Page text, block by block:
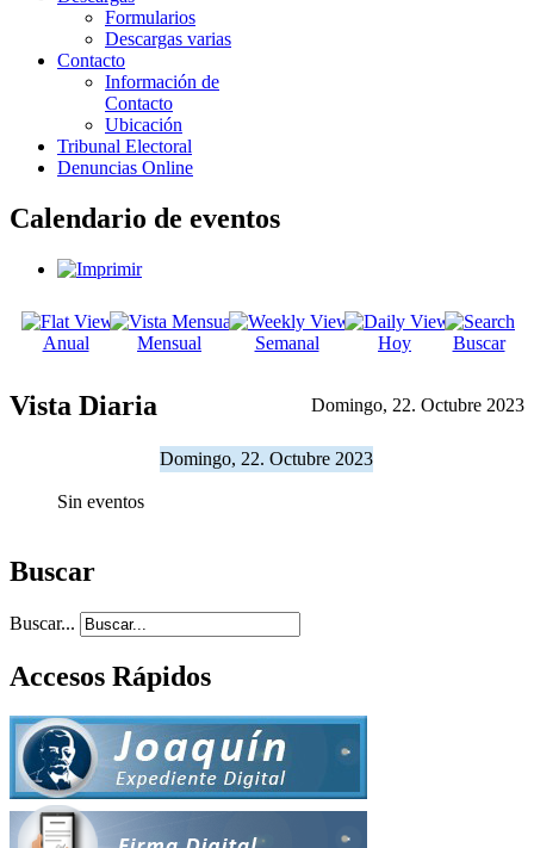
Formularios
Descargas varias
Contacto
Información de
Contacto
Ubicación
Tribunal Electoral
Denuncias Online
Calendario de eventos
Anual Mensual Semanal Hoy Buscar
Vista Diaria Domingo, 22. Octubre 2023
Domingo, 22. Octubre 2023
Sin eventos
Buscar
Buscar...
Accesos Rápidos